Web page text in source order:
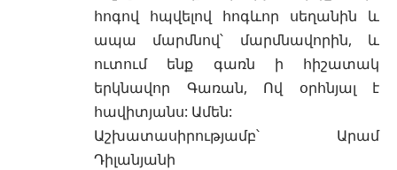
հոգով հպվելով հոգևոր սեղանին և
ապա մարմնով՝ մարմնավորին, և
ուտում ենք գառն ի հիշատակ
երկնավոր Գառան, Ով օրհնյալ է
հավիտյանս: Ամեն:
Աշխատասիրությամբ՝ Արամ
Դիլանյանի